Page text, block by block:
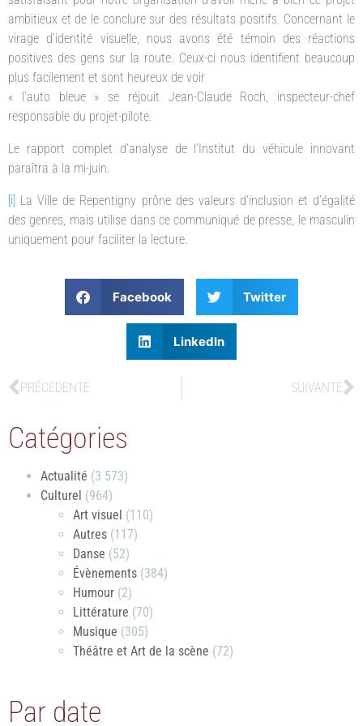
ambitieux et de le conclure sur des résultats positifs. Concernant le
virage d’identité visuelle, nous avons été témoin des réactions
positives des gens sur la route. Ceux-ci nous identifient beaucoup
plus facilement et sont heureux de voir
« l’auto bleue » se réjouit Jean-Claude Roch, inspecteur-chef
responsable du projet-pilote.
Le rapport complet d’analyse de l’Institut du véhicule innovant
paraîtra à la mi-juin.
[i]
La Ville de Repentigny prône des valeurs d’inclusion et d’égalité
des genres, mais utilise dans ce communiqué de presse, le masculin
uniquement pour faciliter la lecture.
Facebook Twitter
LinkedIn
PRÉCÉDENTE SUIVANTE
Catégories
Actualité (3 573)
Culturel (964)
Art visuel (110)
Autres (117)
Danse (52)
Évènements (384)
Humour (2)
Littérature (70)
Musique (305)
Théâtre et Art de la scène (72)
Par date